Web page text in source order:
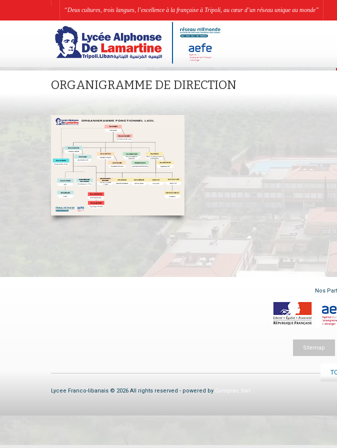
“Deux cultures, trois langues, l’excellence à la française à Tripoli, au cœur d’un réseau unique au monde”
ORGANIGRAMME DE DIRECTION
Nos
Sitemap
Lycee Franco-libanais © 2026 All rights reserved - powered by Compiac Sarl